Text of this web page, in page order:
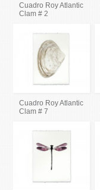
Cuadro Roy Atlantic
Clam # 2
Cuadro Roy Atlantic
Clam # 7